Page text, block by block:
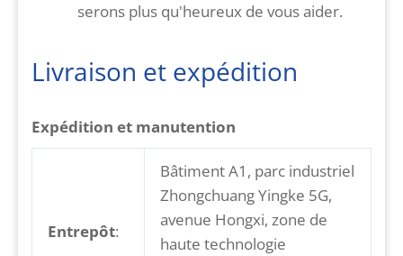
serons plus qu'heureux de vous aider.
Livraison et expédition
Expédition et manutention
Entrepôt:
Bâtiment A1, parc industriel
Zhongchuang Yingke 5G,
avenue Hongxi, zone de
haute technologie